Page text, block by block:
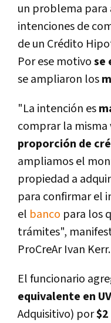
un problema para
intenciones de
de un Crédito
Por ese motivose
se ampliaron los
"La intención es
comprar la misma
proporción de
ampliamos el
propiedad a
para confirmar el
el banco para los
trámites",
ProCreAr Ivan Kerr.
El funcionario
equivalente en
Adquisitivo) por